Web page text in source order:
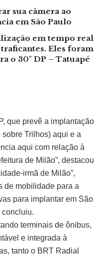
sua câmera ao
em São Paulo
em tempo real
Eles foram
o 30º DP – Tatuapé
que prevê a implantação
Trilhos) aqui e a
aqui com relação à
de Milão”, destacou
irmã de Milão”,
de mobilidade para a
para implantar em São
concluiu.
terminais de ônibus,
e integrada à
tanto o BRT Radial